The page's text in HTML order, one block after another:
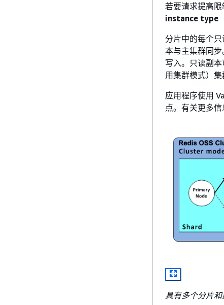
若要请求提高限
instance type
分片中的每个
本与主集群同
写入。只读副
用集群模式）集
应用程序使用
点。有关更多
具有多个分片